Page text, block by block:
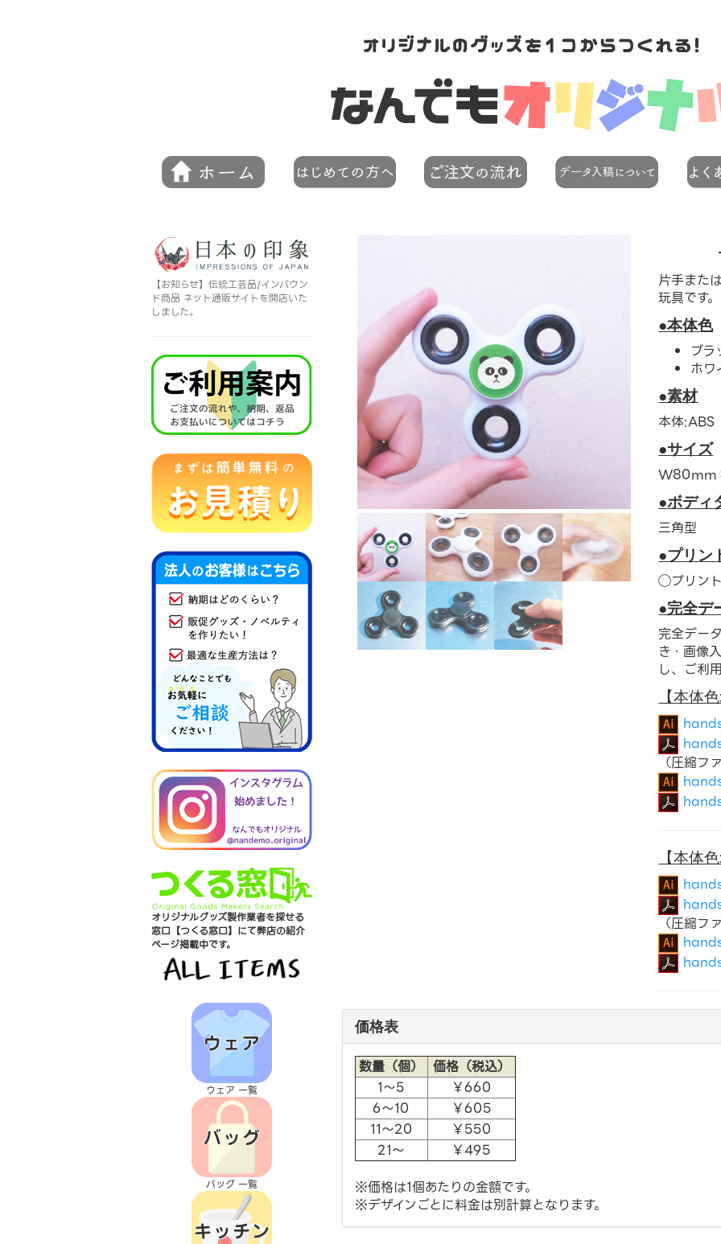
片手また
玩具です。
●本体色
ブラ
ホワ
●素材
本体:ABS
●サイズ
●ボディ
三角型
●プリン
◯プリン
●完全デ
完全デー
き・画像
し、ご利
【本体
（圧縮フ
【本体
（圧縮フ
価格表
数量（個）
価格（税込）
1～5
￥660
6～10
￥605
11～20
￥550
21～
￥495
※価格は1個あたりの金額です。
※デザインごとに料金は別計算となります。
【お知らせ】伝統工芸品/インバウン
ド商品 ネット通販サイトを開店いた
しました。
オリジナルグッズ製作業者を探せる
窓口【つくる窓口】にて弊店の紹介
ページ掲載中です。
ウェア 一覧
バッグ 一覧